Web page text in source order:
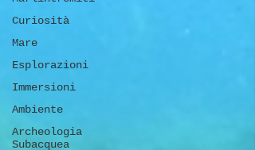
Curiosità
Mare
Esplorazioni
Immersioni
Ambiente
Archeologia
Subacquea